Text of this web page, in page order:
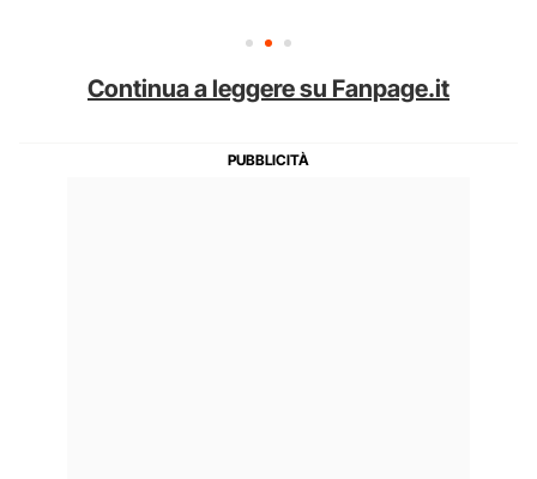
Continua a leggere su Fanpage.it